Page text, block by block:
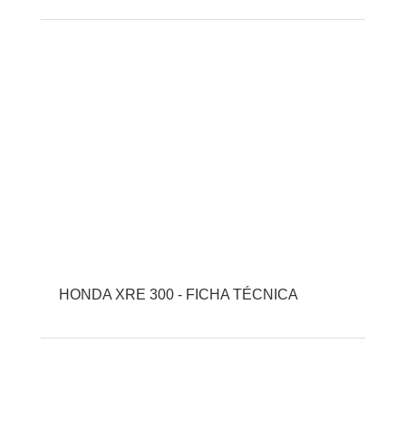
HONDA XRE 300 - FICHA TÉCNICA